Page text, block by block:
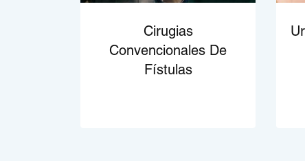
Cirugias
Convencionales De
Fístulas